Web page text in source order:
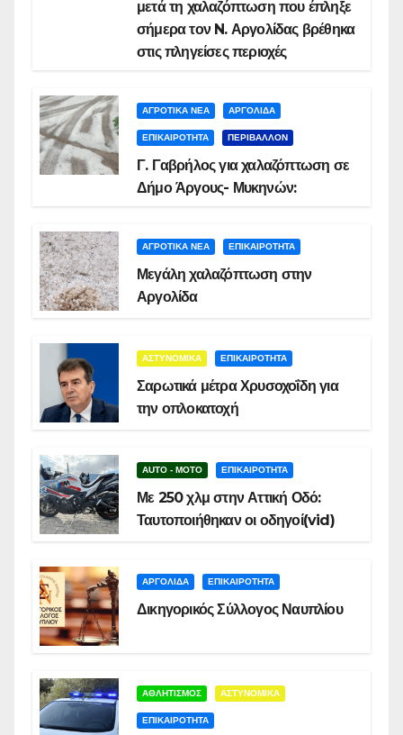
μετά τη χαλαζόπτωση που έπληξε
σήμερα τον N. Αργολίδας βρέθηκα
στις πληγείσες περιοχές
ΑΓΡΟΤΙΚΑ ΝΕΑ ΑΡΓΟΛΙΔΑ
ΕΠΙΚΑΙΡΟΤΗΤΑ ΠΕΡΙΒΑΛΛΟΝ
Γ. Γαβρήλος για χαλαζόπτωση σε
Δήμο Άργους- Μυκηνών:
ΑΓΡΟΤΙΚΑ ΝΕΑ ΕΠΙΚΑΙΡΟΤΗΤΑ
Μεγάλη χαλαζόπτωση στην
Αργολίδα
ΑΣΤΥΝΟΜΙΚΑ ΕΠΙΚΑΙΡΟΤΗΤΑ
Σαρωτικά μέτρα Χρυσοχοΐδη για
την οπλοκατοχή
AUTO - MOTO ΕΠΙΚΑΙΡΟΤΗΤΑ
Με 250 χλμ στην Αττική Οδό:
Ταυτοποιήθηκαν οι οδηγοί(vid)
ΑΡΓΟΛΙΔΑ ΕΠΙΚΑΙΡΟΤΗΤΑ
Δικηγορικός Σύλλογος Ναυπλίου
ΑΘΛΗΤΙΣΜΟΣ ΑΣΤΥΝΟΜΙΚΑ
ΕΠΙΚΑΙΡΟΤΗΤΑ